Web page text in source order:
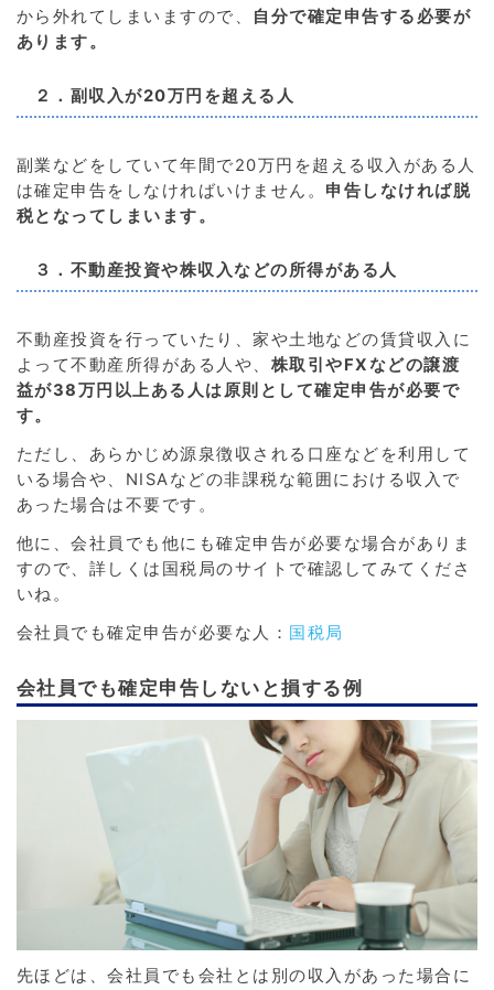
から外れてしまいますので、 自分で確定申告する必要が
あります。
２．副収入が20万円を超える人
副業などをしていて年間で20万円を超える収入がある人
は確定申告をしなければいけません。 申告しなければ脱
税となってしまいます。
３．不動産投資や株収入などの所得がある人
不動産投資を行っていたり、家や土地などの賃貸収入に
よって不動産所得がある人や、 株取引やFXなどの譲渡
益が38万円以上ある人は原則として確定申告が必要で
す。
ただし、あらかじめ源泉徴収される口座などを利用して
いる場合や、NISAなどの非課税な範囲における収入で
あった場合は不要です。
他に、会社員でも他にも確定申告が必要な場合がありま
すので、詳しくは国税局のサイトで確認してみてくださ
いね。
会社員でも確定申告が必要な人： 国税局
会社員でも確定申告しないと損する例
先ほどは、会社員でも会社とは別の収入があった場合に